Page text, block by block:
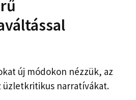
új módokon nézzük, az
üzletkritikus narratívákat.